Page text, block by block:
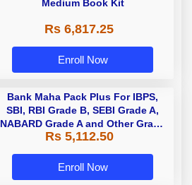
Medium Book Kit
Rs 6,817.25
Enroll Now
Bank Maha Pack Plus For IBPS,
SBI, RBI Grade B, SEBI Grade A,
NABARD Grade A and Other Grade
A & Grade B Bank Exams
Rs 5,112.50
Enroll Now